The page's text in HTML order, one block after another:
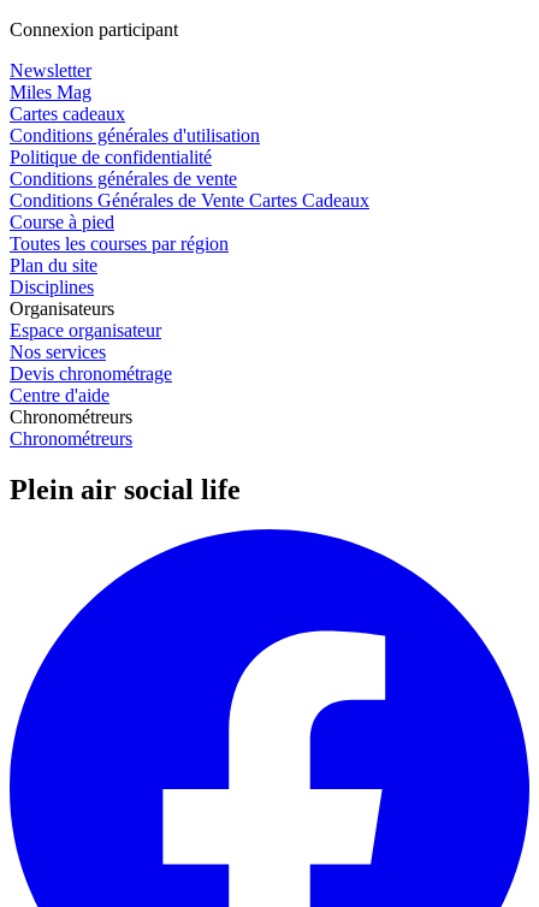
Connexion participant
Newsletter
Miles Mag
Cartes cadeaux
Conditions générales d'utilisation
Politique de confidentialité
Conditions générales de vente
Conditions Générales de Vente Cartes Cadeaux
Course à pied
Toutes les courses par région
Plan du site
Disciplines
Organisateurs
Espace organisateur
Nos services
Devis chronométrage
Centre d'aide
Chronométreurs
Chronométreurs
Plein air social life